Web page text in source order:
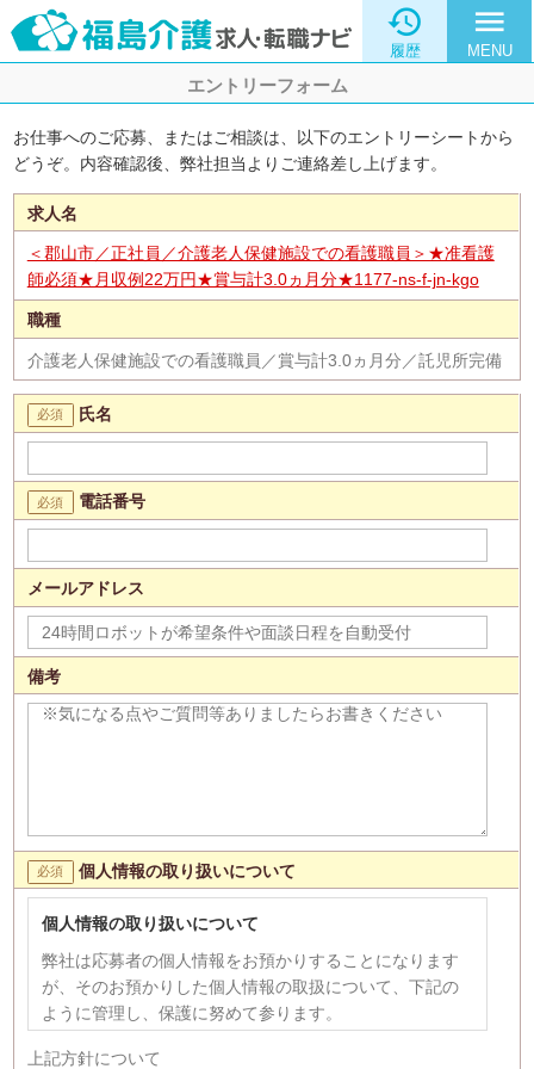

履歴
menu
MENU
エントリーフォーム
お仕事へのご応募、またはご相談は、以下のエントリーシートから
どうぞ。内容確認後、弊社担当よりご連絡差し上げます。
求人名
＜郡山市／正社員／介護老人保健施設での看護職員＞★准看護
師必須★月収例22万円★賞与計3.0ヵ月分★1177-ns-f-jn-kgo
職種
介護老人保健施設での看護職員／賞与計3.0ヵ月分／託児所完備
氏名
電話番号
メールアドレス
備考
個人情報の取り扱いについて
個人情報の取り扱いについて
弊社は応募者の個人情報をお預かりすることになります
が、そのお預かりした個人情報の取扱について、下記の
ように管理し、保護に努めて参ります。
【個人情報の利用目的】
上記方針について